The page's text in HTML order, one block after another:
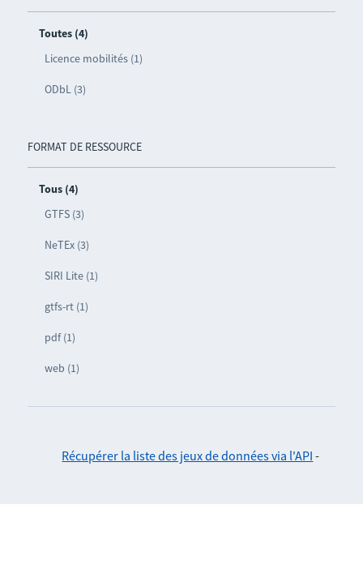
Toutes (4)
Licence mobilités (1)
ODbL (3)
FORMAT DE RESSOURCE
Tous (4)
GTFS (3)
NeTEx (3)
SIRI Lite (1)
gtfs-rt (1)
pdf (1)
web (1)
Récupérer la liste des jeux de données via l'API -